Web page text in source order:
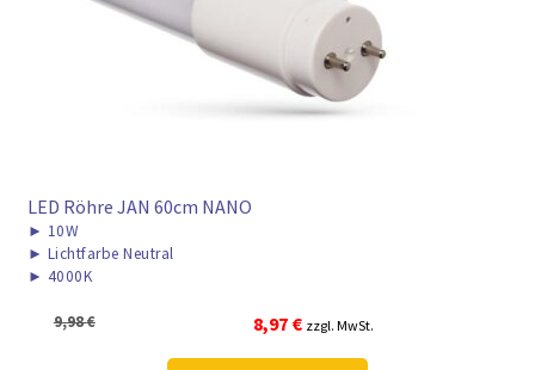
LED Röhre JAN 60cm NANO
► 10W
► Lichtfarbe Neutral
► 4000K
9,98€
Ursprünglicher
Preis
8,97 €Aktueller
Preis
zzgl. MwSt.